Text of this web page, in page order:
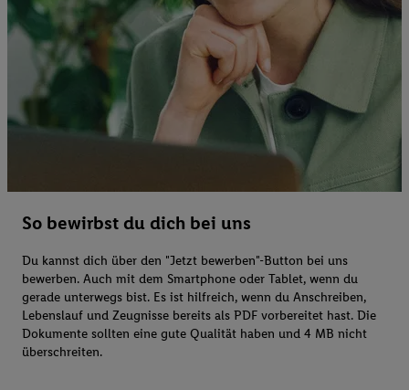
So bewirbst du dich bei uns
Du kannst dich über den "Jetzt bewerben"-Button bei uns
bewerben. Auch mit dem Smartphone oder Tablet, wenn du
gerade unterwegs bist. Es ist hilfreich, wenn du Anschreiben,
Lebenslauf und Zeugnisse bereits als PDF vorbereitet hast. Die
Dokumente sollten eine gute Qualität haben und 4 MB nicht
überschreiten.